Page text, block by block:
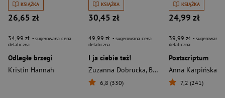
KSIĄŻKA
26,65 zł
34,99 zł - sugerowana cena
detaliczna
Odległe brzegi
Kristin Hannah
KSIĄŻKA
30,45 zł
49,99 zł - sugerowana cena
detaliczna
I ja ciebie też!
Zuzanna Dobrucka, Beata Harasimowicz ,
6,8 (330)
KSIĄŻKA
24,99 zł
39,99 zł - sugerowana
detaliczna
Postscriptum
Anna Karpińska
7,2 (241)